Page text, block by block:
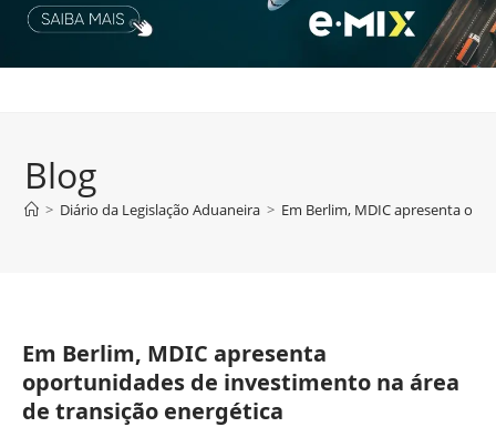
Blog
> Diário da Legislação Aduaneira > Em Berlim, MDIC apresenta
Em Berlim, MDIC apresenta
oportunidades de investimento na área
de transição energética